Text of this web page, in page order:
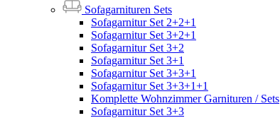
Sofagarnituren Sets
Sofagarnitur Set 2+2+1
Sofagarnitur Set 3+2+1
Sofagarnitur Set 3+2
Sofagarnitur Set 3+1
Sofagarnitur Set 3+3+1
Sofagarnitur Set 3+3+1+1
Komplette Wohnzimmer Garnituren / Sets
Sofagarnitur Set 3+3